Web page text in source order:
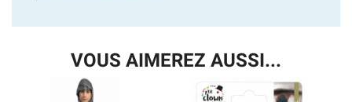
VOUS AIMEREZ AUSSI...